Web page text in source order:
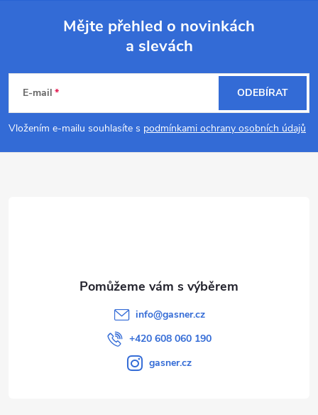
p
a
Mějte přehled o novinkách
a slevách
E-mail
Vložením e-mailu souhlasíte s podmínkami ochrany osobních údajů
ODEBÍRAT
info@gasner.cz
+420 608 060 190
gasner.cz